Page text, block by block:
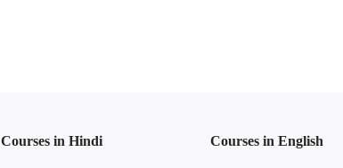
Courses in Hindi Courses in English